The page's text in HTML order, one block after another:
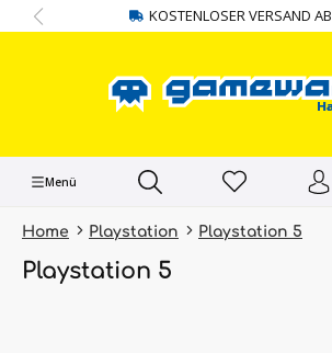
springen KOSTENLOSER VERSAND
Menü
Home Playstation Playstation 5
Playstation 5